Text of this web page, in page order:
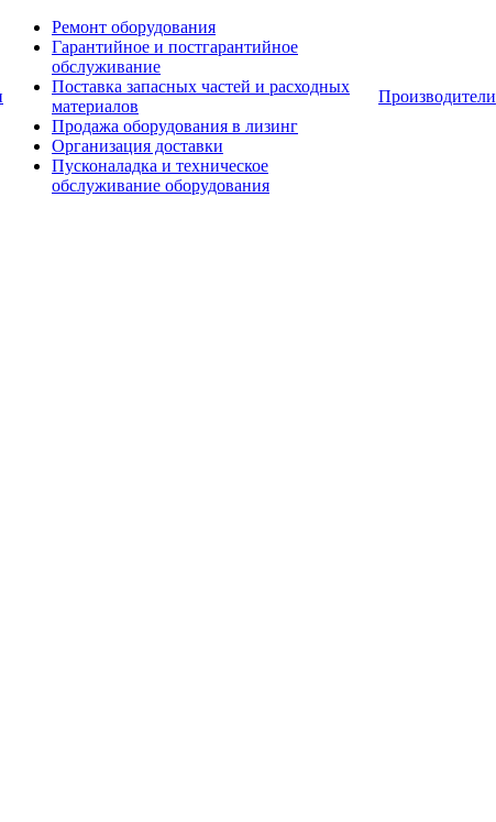
Ремонт оборудования
Гарантийное и постгарантийное
обслуживание
Поставка запасных частей и расходных
материалов
Продажа оборудования в лизинг
Организация доставки
Пусконаладка и техническое
обслуживание оборудования
Производители